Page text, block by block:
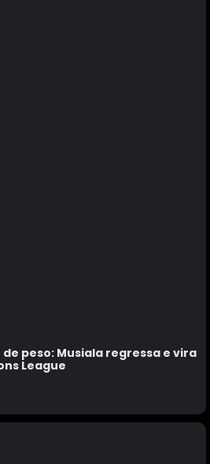
peso: Musiala regressa e vira
League